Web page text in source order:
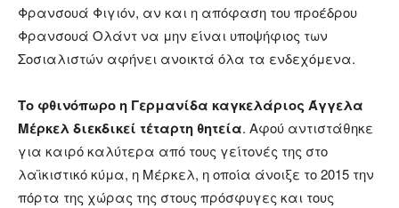
Φρανσουά Φιγιόν, αν και η απόφαση του προέδρου
Φρανσουά Ολάντ να μην είναι υποψήφιος των
Σοσιαλιστών αφήνει ανοικτά όλα τα ενδεχόμενα.
Το φθινόπωρο η Γερμανίδα καγκελάριος Άγγελα
Μέρκελ διεκδικεί τέταρτη θητεία. Αφού αντιστάθηκε
για καιρό καλύτερα από τους γείτονές της στο
λαϊκιστικό κύμα, η Μέρκελ, η οποία άνοιξε το 2015 την
πόρτα της χώρας της στους πρόσφυγες και τους